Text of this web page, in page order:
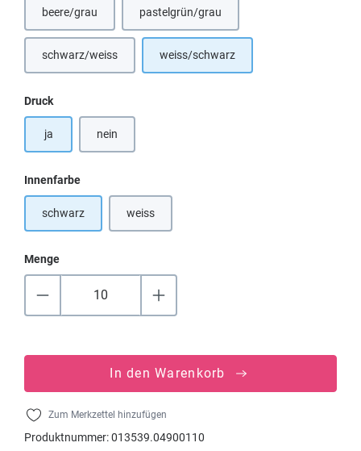
beere/grau pastelgrün/grau
schwarz/weiss(Diese Option ist zurzeit nicht verfügbar.)
weiss/schwarz
Druckauswählen
ja nein
Innenfarbeauswählen
schwarz weiss(Diese Option ist zurzeit nicht verfügbar.)
Menge
In den Warenkorb
Zum Merkzettel hinzufügen
Produktnummer:013539.04900110